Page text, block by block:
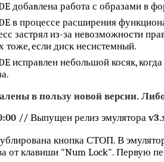
добавлена работа с образами в
в процессе расширения
застрял из-за невозможности
тоже, если диск несистемный.
исправлен небольшой косяк,
в пользу новой версии.
// Выпущен релиз эмулятора
кнопка СТОП. В
от клавиши "Num Lock". Первую